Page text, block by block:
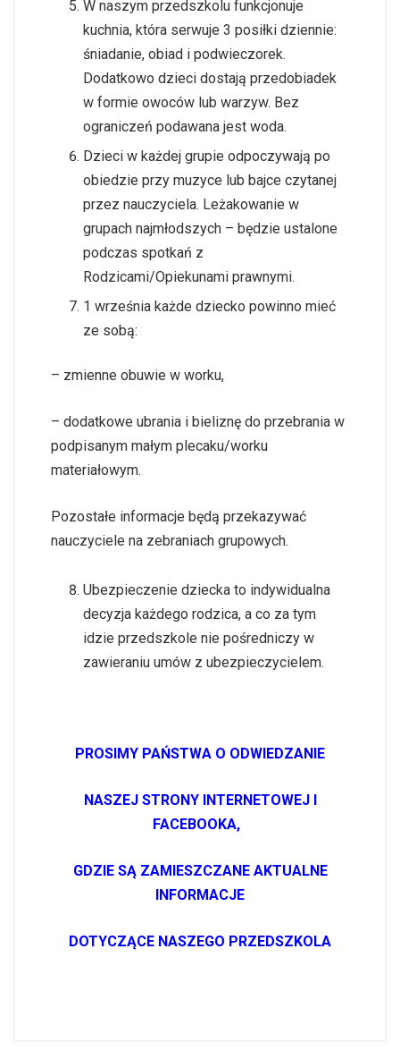
W naszym przedszkolu funkcjonuje
kuchnia, która serwuje 3 posiłki dziennie:
śniadanie, obiad i podwieczorek.
Dodatkowo dzieci dostają przedobiadek
w formie owoców lub warzyw. Bez
ograniczeń podawana jest woda.
Dzieci w każdej grupie odpoczywają po
obiedzie przy muzyce lub bajce czytanej
przez nauczyciela. Leżakowanie w
grupach najmłodszych – będzie ustalone
podczas spotkań z
Rodzicami/Opiekunami prawnymi.
1 września każde dziecko powinno mieć
ze sobą:
– zmienne obuwie w worku,
– dodatkowe ubrania i bieliznę do przebrania w
podpisanym małym plecaku/worku
materiałowym.
Pozostałe informacje będą przekazywać
nauczyciele na zebraniach grupowych.
Ubezpieczenie dziecka to indywidualna
decyzja każdego rodzica, a co za tym
idzie przedszkole nie pośredniczy w
zawieraniu umów z ubezpieczycielem.
PROSIMY PAŃSTWA O ODWIEDZANIE
NASZEJ STRONY INTERNETOWEJ I
FACEBOOKA,
GDZIE SĄ ZAMIESZCZANE AKTUALNE
INFORMACJE
DOTYCZĄCE NASZEGO PRZEDSZKOLA